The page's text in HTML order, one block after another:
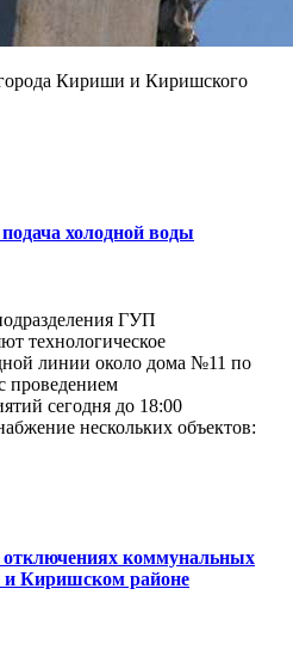
Кириши и Киришского
холодной воды
ГУП
технологическое
линии около дома №11 по
проведением
сегодня до 18:00
нескольких объектов:
коммунальных
и Киришском районе